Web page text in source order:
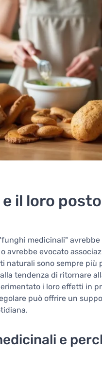
il loro
medicinali"
avrebbe evocato
naturali sono sempre
tendenza di ritornare
i loro effetti in
può offrire un
e